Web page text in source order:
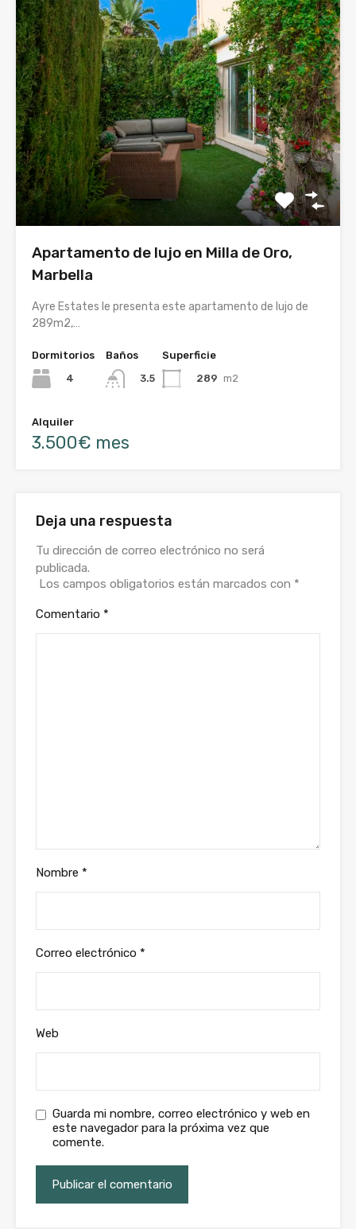
Apartamento de lujo en Milla de Oro,
Marbella
Ayre Estates le presenta este apartamento de lujo de
289m2,…
Dormitorios
4
Baños
3.5
Superficie
289 m2
Alquiler
3.500€ mes
Deja una respuesta
Tu dirección de correo electrónico no será
publicada.
Los campos obligatorios están marcados con *
Comentario *
Nombre *
Correo electrónico *
Web
Guarda mi nombre, correo electrónico y web en
este navegador para la próxima vez que
comente.